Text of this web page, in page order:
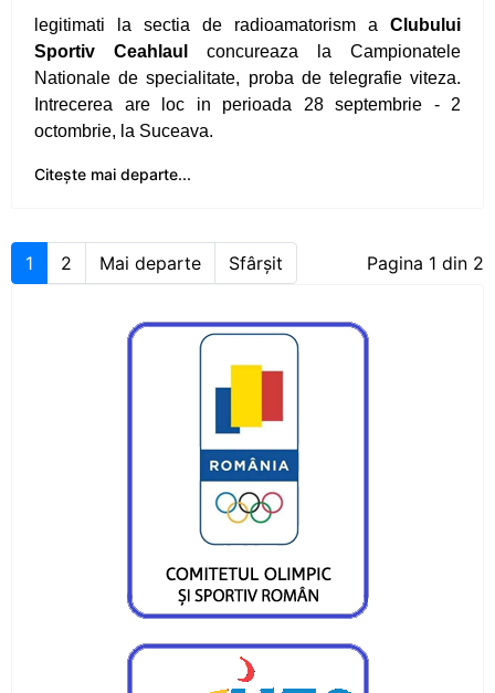
Medalii de aur, argint si bronz la mondialele de
karate
CS Ceahlaul lupta pentru un mondial de karate
la Piatra Neamt
Zi speciala la CS Ceahlaul
Luptatorii au incheiat anul cu rezultate
frumoase
CS Ceahlaul are intilnire cu Mos Craciun
Rezultate promitatoare la Cupa "1 Decembrie"
Concurs atletic pentru copii la Roman
Gelu Cracana, sub podium la Crosul Unirii
Bogdan Munteanu, George Cusu si Mihnea
Pintilie, campioni europeni
Vasile Dudau, medalie nationala la final de 2011
Veteranul Cracana, succes la Brasov
legitimati la sectia de radioamatorism a Clubului
Sportiv Ceahlaul
concureaza la Campionatele
Nationale de specialitate, proba de telegrafie viteza.
Intrecerea are loc in perioada 28 septembrie - 2
octombrie, la Suceava.
Citește mai departe...
1 2 Mai departe Sfârșit Pagina 1 din 2